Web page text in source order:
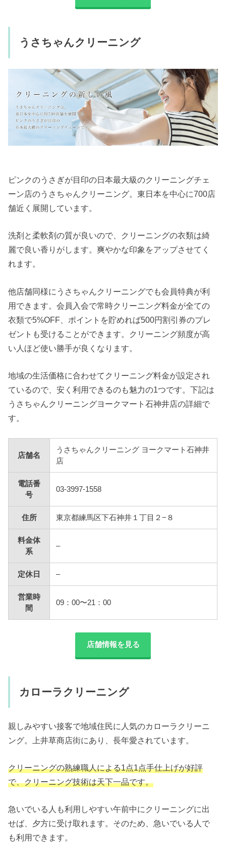
うさちゃんクリーニング
ピンクのうさぎが目印の日本最大級のクリーニングチェ
ーン店のうさちゃんクリーニング。東日本を中心に700店
舗近く展開しています。
洗剤と柔軟剤の質が良いので、クリーニングの衣類は綺
麗で良い香りがします。爽やかな印象をアップさせてく
れます。
他店舗同様にうさちゃんクリーニングでも会員特典が利
用できます。会員入会で常時クリーニング料金が全ての
衣類で5%OFF、ポイントを貯めれば500円割引券のプレ
ゼントも受けることができます。クリーニング頻度が高
い人ほど使い勝手が良くなります。
地域の生活価格に合わせてクリーニング料金が設定され
ているので、安く利用できるのも魅力の1つです。下記は
うさちゃんクリーニングヨークマート石神井店の詳細で
す。
店舗名
うさちゃんクリーニング ヨークマート石神井
店
電話番
号
03-3997-1558
住所 東京都練馬区下石神井１丁目２−８
料金体
系
–
定休日 –
営業時
間
09：00〜21：00
店舗情報を見る
カローラクリーニング
親しみやすい接客で地域住民に人気のカローラクリーニ
ング。上井草商店街にあり、長年愛されています。
クリーニングの熟練職人による1点1点手仕上げが好評
で、クリーニング技術は天下一品です。
急いでいる人も利用しやすい午前中にクリーニングに出
せば、夕方に受け取れます。そのため、急いでいる人で
も利用できます。